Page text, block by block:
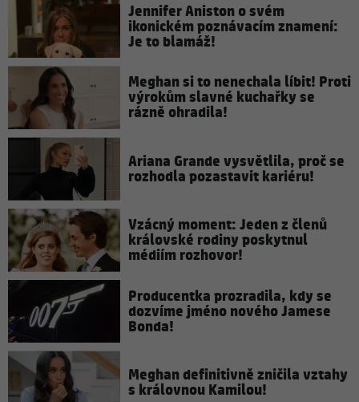
Jennifer Aniston o svém
ikonickém poznávacím znamení:
Je to blamáž!
Meghan si to nenechala líbit! Proti
výrokům slavné kuchařky se
rázně ohradila!
Ariana Grande vysvětlila, proč se
rozhodla pozastavit kariéru!
Vzácný moment: Jeden z členů
královské rodiny poskytnul
médiím rozhovor!
Producentka prozradila, kdy se
dozvíme jméno nového Jamese
Bonda!
Meghan definitivně zničila vztahy
s královnou Kamilou!